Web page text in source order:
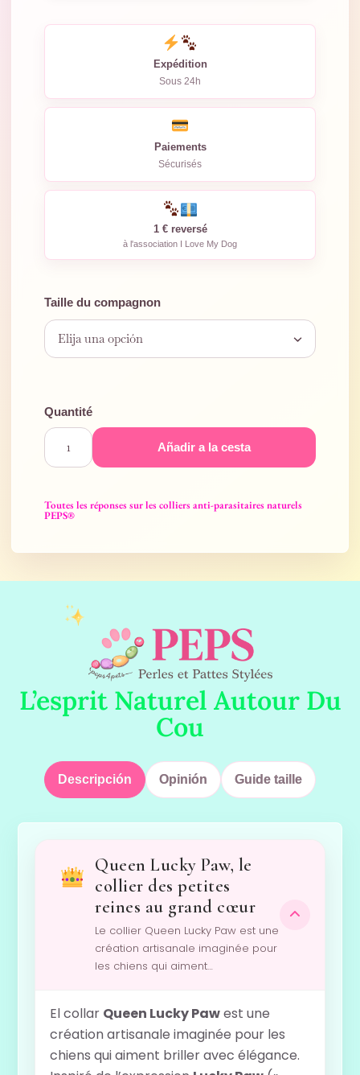
Expédition
Sous 24h
Paiements
Sécurisés
1 € reversé
à l'association I Love My Dog
Taille du compagnon
Añadir a la cesta
Toutes les réponses sur les colliers anti-parasitaires naturels
PEPS®
L’esprit Naturel Autour Du
Cou
Descripción Opinión Guide taille
Queen Lucky Paw, le
collier des petites
reines au grand cœur
Le collier Queen Lucky Paw est une
création artisanale imaginée pour
les chiens qui aiment…
El collar Queen Lucky Pawest une
création artisanale imaginée pour les
chiens qui aiment briller avec élégance.